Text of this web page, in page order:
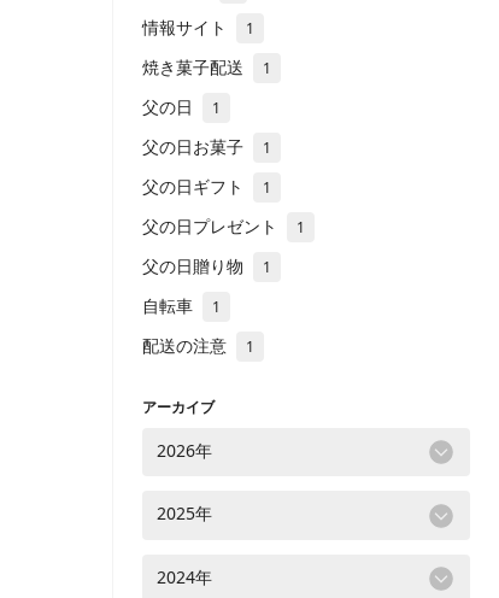
情報サイト 1
焼き菓子配送 1
父の日 1
父の日お菓子 1
父の日ギフト 1
父の日プレゼント 1
父の日贈り物 1
自転車 1
配送の注意 1
アーカイブ
2026年
2025年
2024年